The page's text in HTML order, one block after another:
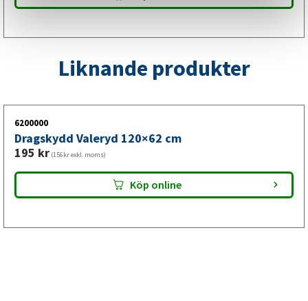
Liknande produkter
6200000
Dragskydd Valeryd 120×62 cm
195 kr (156kr exkl. moms)
Köp online